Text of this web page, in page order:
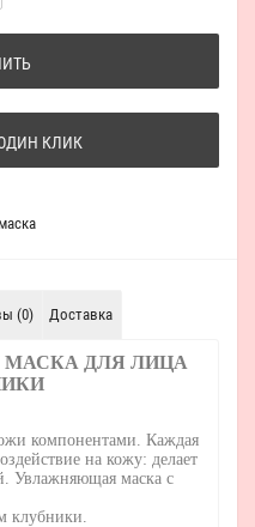
КЛИК
(0) Доставка
ДЛЯ ЛИЦА
компонентами. Каждая
на кожу: делает
Увлажняющая маска с
клубники.